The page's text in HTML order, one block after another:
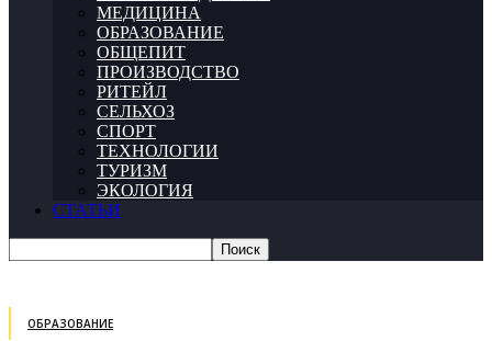
МЕДИЦИНА
ОБРАЗОВАНИЕ
ОБЩЕПИТ
ПРОИЗВОДСТВО
РИТЕЙЛ
СЕЛЬХОЗ
СПОРТ
ТЕХНОЛОГИИ
ТУРИЗМ
ЭКОЛОГИЯ
СТАТЬИ
ОБРАЗОВАНИЕ